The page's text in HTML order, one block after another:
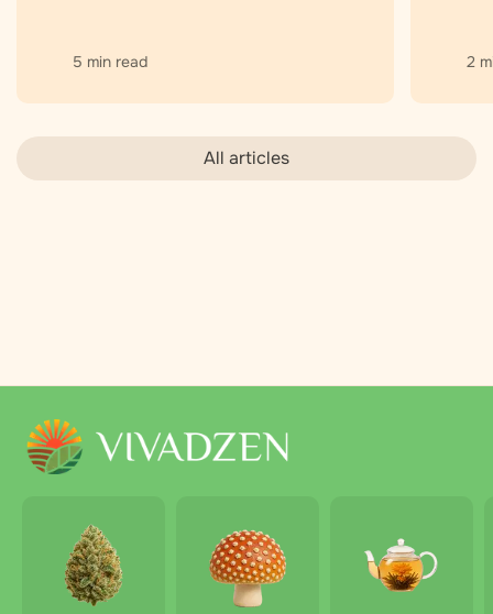
5 min read 2
All articles